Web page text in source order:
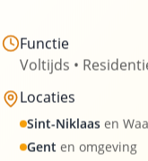
Functie
Voltijds •
Locaties
Sint-Niklaas en
Gent en omgeving